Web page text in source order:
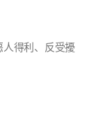
人得利、反受擾